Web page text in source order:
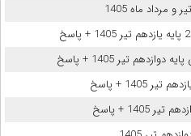
مرداد ماه 1405
تیر 1405 + پاسخ